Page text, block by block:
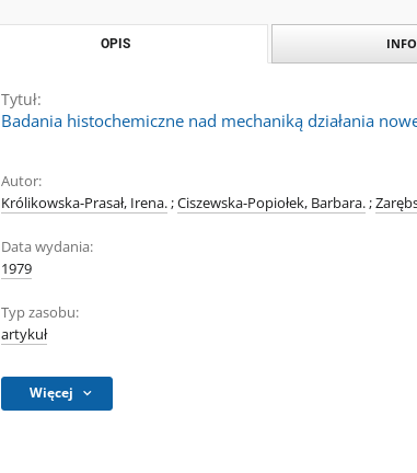
OPIS
Tytuł:
Badania histochemiczne nad mechaniką działania
Autor:
Królikowska-Prasał, Irena.;Ciszewska-Popiołek, Barbara.;
Data wydania:
1979
Typ zasobu:
artykuł
Więcej